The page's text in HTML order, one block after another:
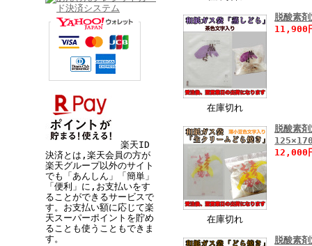
楽天ID
決済とは,楽天会員の方が
楽天グループ以外のサイト
でも「あんしん」「簡単」
「便利」に,お支払いをす
ることができるサービスで
す。お支払い額に応じて楽
天スーパーポイントを貯め
ることも使うこともできま
す。
在庫切れ
脱酸素
11,900
在庫切れ
脱酸素
12,000
脱酸素